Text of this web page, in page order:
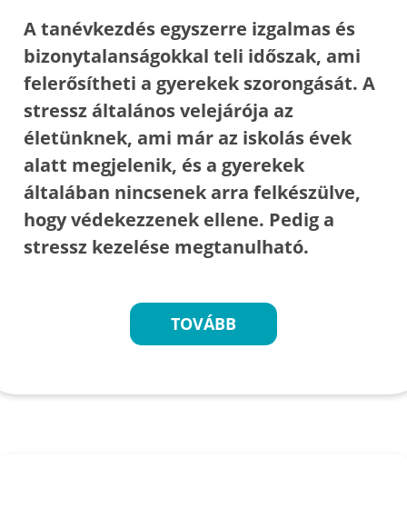
A tanévkezdés egyszerre izgalmas és
bizonytalanságokkal teli időszak, ami
felerősítheti a gyerekek szorongását. A
stressz általános velejárója az
életünknek, ami már az iskolás évek
alatt megjelenik, és a gyerekek
általában nincsenek arra felkészülve,
hogy védekezzenek ellene. Pedig a
stressz kezelése megtanulható.
TOVÁBB